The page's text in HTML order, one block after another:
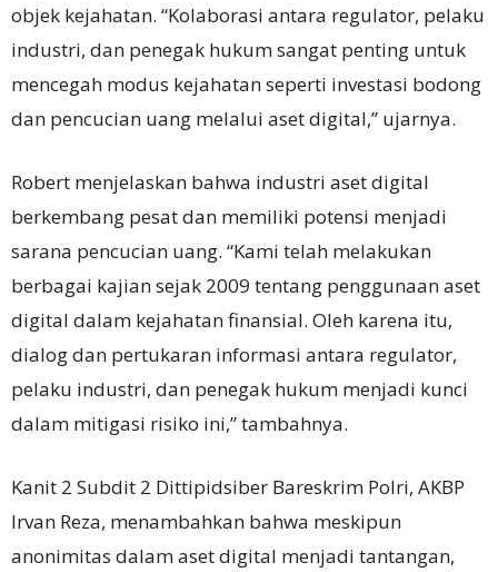
objek kejahatan. “Kolaborasi antara regulator, pelaku
industri, dan penegak hukum sangat penting untuk
mencegah modus kejahatan seperti investasi bodong
dan pencucian uang melalui aset digital,” ujarnya.
Robert menjelaskan bahwa industri aset digital
berkembang pesat dan memiliki potensi menjadi
sarana pencucian uang. “Kami telah melakukan
berbagai kajian sejak 2009 tentang penggunaan aset
digital dalam kejahatan finansial. Oleh karena itu,
dialog dan pertukaran informasi antara regulator,
pelaku industri, dan penegak hukum menjadi kunci
dalam mitigasi risiko ini,” tambahnya.
Kanit 2 Subdit 2 Dittipidsiber Bareskrim Polri, AKBP
Irvan Reza, menambahkan bahwa meskipun
anonimitas dalam aset digital menjadi tantangan,